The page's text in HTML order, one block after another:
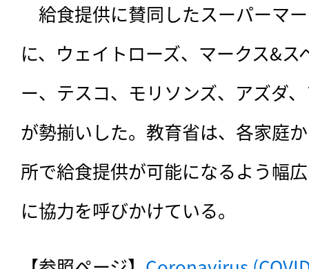
給食提供に賛同したスーパーマ
に、ウェイトローズ、マークス&
ー、テスコ、モリソンズ、アズダ
が勢揃いした。教育省は、各家庭
所で給食提供が可能になるよう幅
に協力を呼びかけている。